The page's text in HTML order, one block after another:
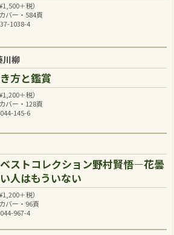
1,500＋税）
バー・584頁
1038-4
川柳
方と鑑賞
1,200＋税）
バー・128頁
145-6
ストコレクション野村賢悟―花曇
人はもういない
1,200＋税）
バー・96頁
967-4